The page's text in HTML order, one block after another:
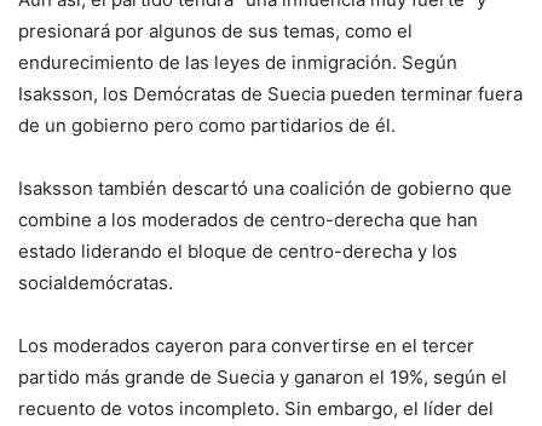
presionará por algunos de sus temas, como el
endurecimiento de las leyes de inmigración. Según
Isaksson, los Demócratas de Suecia pueden terminar fuera
de un gobierno pero como partidarios de él.
Isaksson también descartó una coalición de gobierno que
combine a los moderados de centro-derecha que han
estado liderando el bloque de centro-derecha y los
socialdemócratas.
Los moderados cayeron para convertirse en el tercer
partido más grande de Suecia y ganaron el 19%, según el
recuento de votos incompleto. Sin embargo, el líder del